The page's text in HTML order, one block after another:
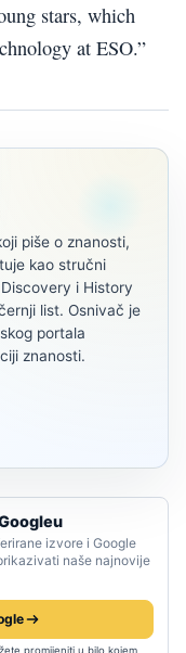
stars, which
at ESO.”
piše o znanosti,
kao stručni
i History
list. Osnivač je
portala
znanosti.
izvore i Google
naše najnovije
promijeniti u bilo kojem